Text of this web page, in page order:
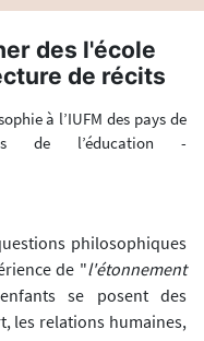
des l'école
de récits
à l’IUFM des pays de
de l’éducation -
philosophiques
de "l'étonnement
se posent des
les relations humaines,